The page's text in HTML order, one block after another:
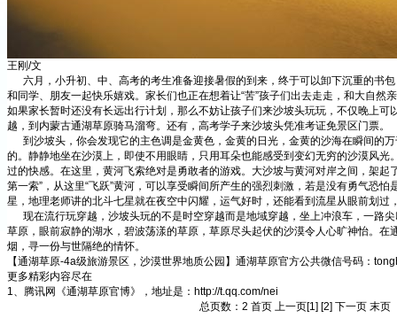
王刚/文
六月，小升初、中、高考的考生准备迎接暑假的到来，终于可以卸下沉重的书
和同学、朋友一起快乐嬉戏。家长们也正在想着让“苦”孩子们出去走走，和大自然
如果家长暂时还没有长远出行计划，那么不妨让孩子们来沙坡头玩玩，不仅晚上可
越，到内蒙古通湖草原骑马溜弯。还有，高考学子来沙坡头凭准考证免景区门票。
到沙坡头，你会发现它的主色调是金黄色，金黄的日光，金黄的沙海在瞬间的
的。静静地坐在沙漠上，即使不用眼睛，只用耳朵也能感受到变幻无穷的沙漠风光
过的快感。在这里，黄河飞索绝对是勇敢者的游戏。大沙坡与黄河对岸之间，架起
第一索”，从这里“飞跃”黄河，可以享受瞬间所产生的强烈刺激，若是没有勇气恐
星，地理老师讲的北斗七星就在夜空中闪耀，运气好时，还能看到流星从眼前划过
现在流行玩穿越，沙坡头玩的不是时空穿越而是地域穿越，坐上冲浪车，一路
草原，眼前寂静的湖水，碧波荡漾的草原，草原尽头起伏的沙漠令人心旷神怡。在
烟，寻一份与世隔绝的情怀。
【通湖草原-4a级旅游景区，沙漠世界地质公园】通湖草原官方公共微信号码：
更多精彩内容尽在
1、腾讯网《通湖草原官博》，地址是： http://t.qq.com/nei
总页数：2 首页 上一页[1] [2] 下一页 末页